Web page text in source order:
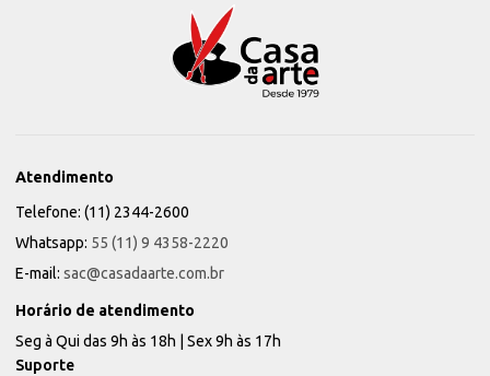
Atendimento
Telefone: (11) 2344-2600
Whatsapp: 55 (11) 9 4358-2220
E-mail: sac@casadaarte.com.br
Horário de atendimento
Seg à Qui das 9h às 18h | Sex 9h às 17h
Suporte